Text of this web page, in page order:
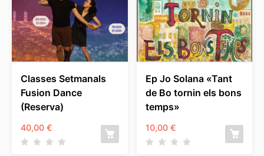
Classes Setmanals
Fusion Dance
(Reserva)
40,00 €
Ep Jo Solana «Tant
de Bo tornin els bons
temps»
10,00 €